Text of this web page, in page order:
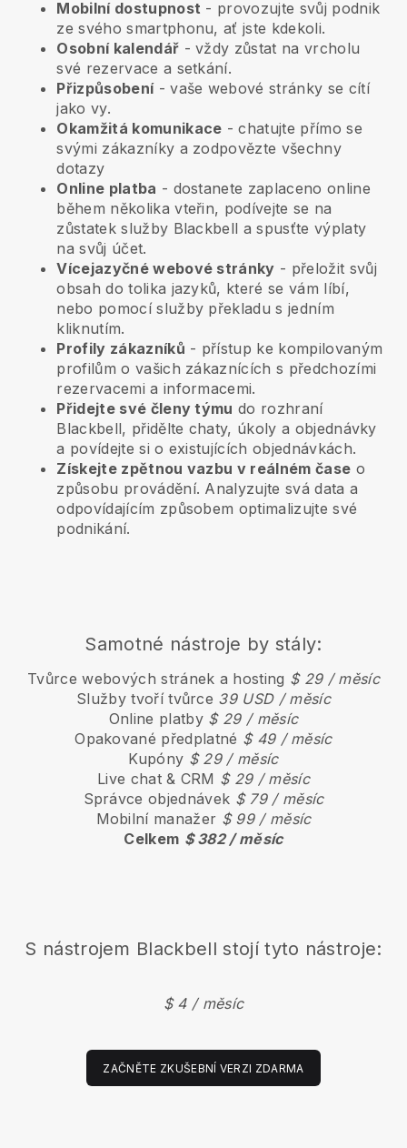
Mobilní dostupnost - provozujte svůj podnik
ze svého smartphonu, ať jste kdekoli.
Osobní kalendář - vždy zůstat na vrcholu
své rezervace a setkání.
Přizpůsobení- vaše webové stránky se cítí
jako vy.
Okamžitá komunikace - chatujte přímo se
svými zákazníky a zodpovězte všechny
dotazy
Online platba - dostanete zaplaceno online
během několika vteřin, podívejte se na
zůstatek služby Blackbell a spusťte výplaty
na svůj účet.
Vícejazyčné webové stránky - přeložit svůj
obsah do tolika jazyků, které se vám líbí,
nebo pomocí služby překladu s jedním
kliknutím.
Profily zákazníků - přístup ke kompilovaným
profilům o vašich zákaznících s předchozími
rezervacemi a informacemi.
Přidejte své členy týmu do rozhraní
Blackbell, přidělte chaty, úkoly a objednávky
a povídejte si o existujících objednávkách.
Získejte zpětnou vazbu v reálném čase o
způsobu provádění. Analyzujte svá data a
odpovídajícím způsobem optimalizujte své
podnikání.
Samotné nástroje by stály:
Tvůrce webových stránek a hosting $ 29 / měsíc
Služby tvoří tvůrce 39 USD / měsíc
Online platby $ 29 / měsíc
Opakované předplatné $ 49 / měsíc
Kupóny $ 29 / měsíc
Live chat & CRM $ 29 / měsíc
Správce objednávek $ 79 / měsíc
Mobilní manažer $ 99 / měsíc
Celkem $ 382 / měsíc
S nástrojem Blackbell stojí tyto nástroje:
$ 4 / měsíc
ZAČNĚTE ZKUŠEBNÍ VERZI ZDARMA